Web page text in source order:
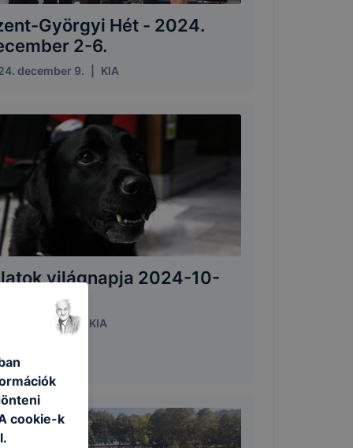
Györgyi Hét - 2024.
2-6.
december 9. KIA
világnapja 2024-10-
október 4. | KIA
cookie-k